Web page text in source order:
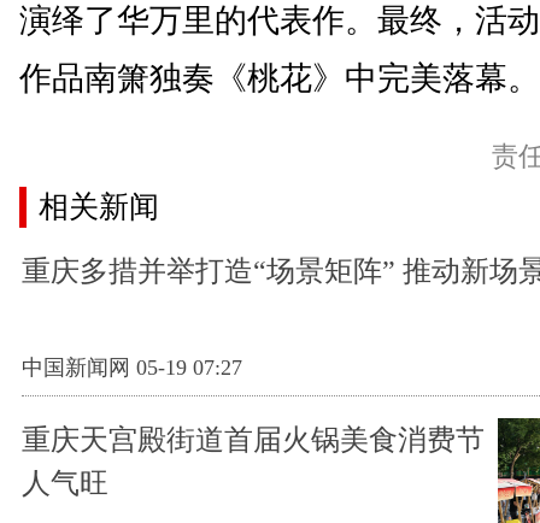
演绎了华万里的代表作。最终，活
作品南箫独奏《桃花》中完美落幕
责
相关新闻
重庆多措并举打造“场景矩阵” 推动新场
中国新闻网 05-19 07:27
重庆天宫殿街道首届火锅美食消费节
人气旺